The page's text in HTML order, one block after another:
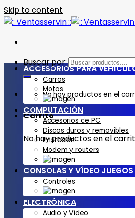
Skip to content
Buscar por:
No hay productos en el
Carrito
No hay productos en el
ACCESORIOS PARA
Carros
Motos
COMPUTACIÓN
Accesorios de PC
Discos duros y removibles
Impresión
Modem y routers
CONSOLAS Y VÍDEO JUEGOS
Controles
ELECTRÓNICA
Audio y Vídeo